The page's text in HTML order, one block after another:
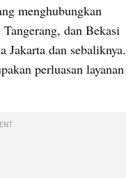
menghubungkan
dan Bekasi
Jakarta dan sebaliknya.
perluasan layanan